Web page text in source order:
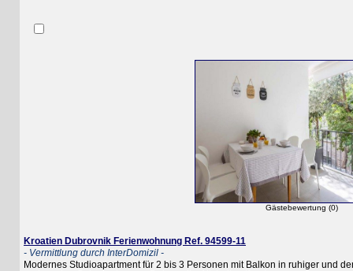
Gästebewertung (0)
Kroatien Dubrovnik Ferienwohnung Ref. 94599-11
- Vermittlung durch InterDomizil -
Modernes Studioapartment für 2 bis 3 Personen mit Balkon in ruhiger und